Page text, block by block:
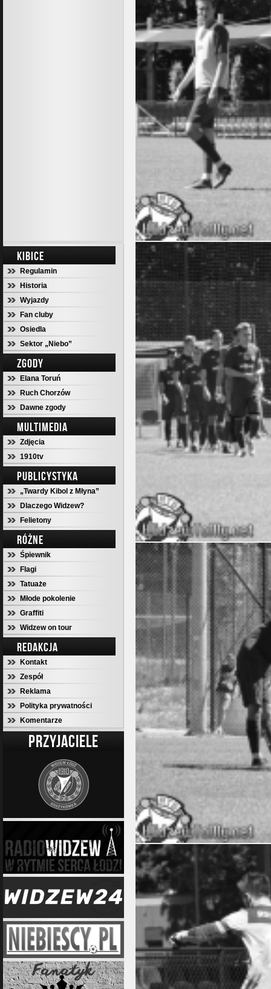
KIBICE
Regulamin
Historia
Wyjazdy
Fan cluby
Osiedla
Sektor „Niebo”
ZGODY
Elana Toruń
Ruch Chorzów
Dawne zgody
MULTIMEDIA
Zdjęcia
1910tv
PUBLICYSTYKA
„Twardy Kibol z Młyna”
Dlaczego Widzew?
Felietony
RÓŻNE
Śpiewnik
Flagi
Tatuaże
Młode pokolenie
Graffiti
Widzew on tour
REDAKCJA
Kontakt
Zespół
Reklama
Polityka prywatności
Komentarze
PRZYJACIELE